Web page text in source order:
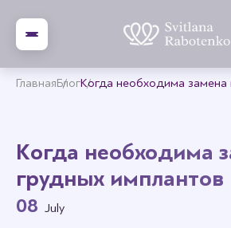
ГлавнаяБлогКогда необходима замена
Когда необходима
грудных имплантов
08 July